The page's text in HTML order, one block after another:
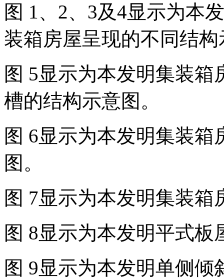
图 1、2、3及4显示为本
装箱房屋呈现的不同结
图 5显示为本发明集装
槽的结构示意图。
图 6显示为本发明集装
图。
图 7显示为本发明集装
图 8显示为本发明平式
图 9显示为本发明单侧